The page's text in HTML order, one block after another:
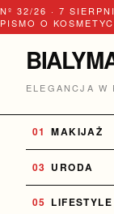
Nº 32/26 · 7
PISMO O
ELEGANCJA W
MAKIJAŻ
URODA
LIFESTYLE